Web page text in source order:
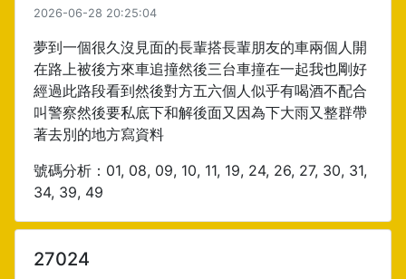
2026-06-28 20:25:04
夢到一個很久沒見面的長輩搭長輩朋友的車兩個人開
在路上被後方來車追撞然後三台車撞在一起我也剛好
經過此路段看到然後對方五六個人似乎有喝酒不配合
叫警察然後要私底下和解後面又因為下大雨又整群帶
著去別的地方寫資料
號碼分析：01, 08, 09, 10, 11, 19, 24, 26, 27, 30, 31,
34, 39, 49
27024